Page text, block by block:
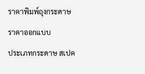
ราคาพิมพ์ถุงกระดาษ
ราคาออกแบบ
ประเภทกระดาษ สเปค